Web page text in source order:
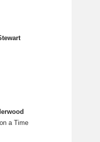
a Time